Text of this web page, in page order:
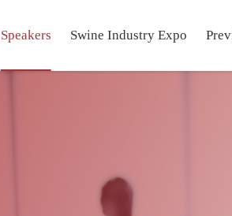
Speakers Swine Industry Expo